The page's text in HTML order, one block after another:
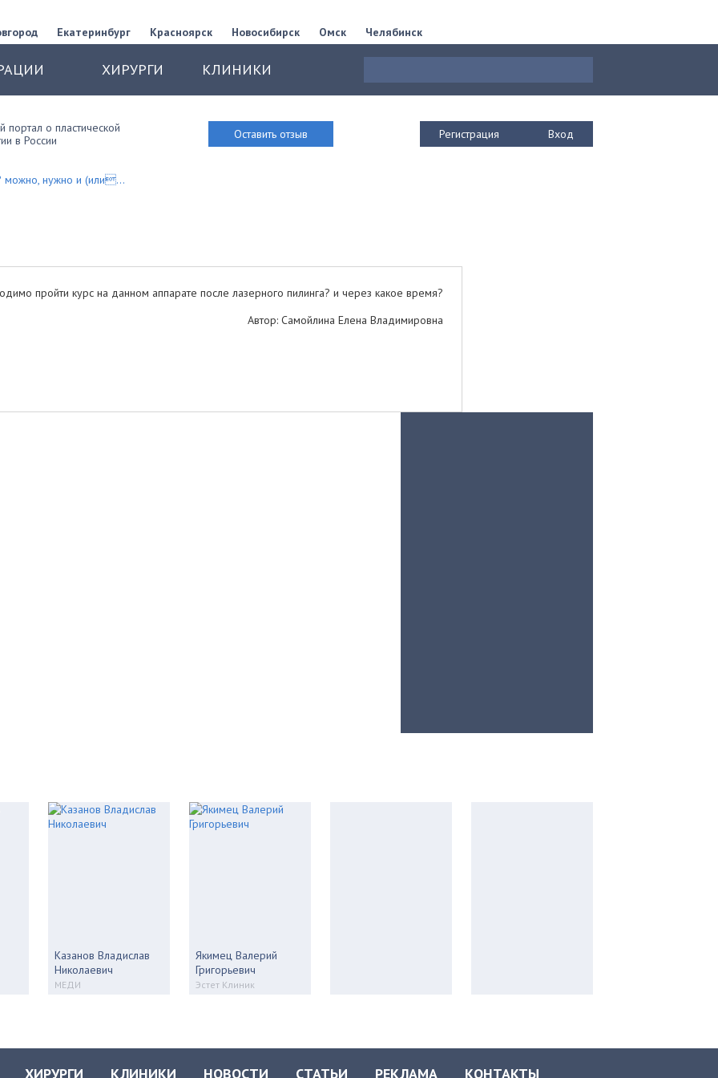
Екатеринбург Красноярск Новосибирск Омск Челябинск
ХИРУРГИ КЛИНИКИ
портал о пластической
в России
Оставить отзыв Регистрация Вход
можно, нужно и (или...
пройти курс на данном аппарате после лазерного пилинга? и через какое время?
Автор: Самойлина Елена Владимировна
Казанов Владислав
Николаевич
МЕДИ
Якимец Валерий
Григорьевич
Эстет Клиник
ХИРУРГИ КЛИНИКИ НОВОСТИ СТАТЬИ РЕКЛАМА КОНТАКТЫ